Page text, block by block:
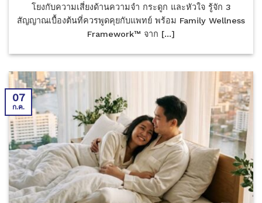
โยงกับความเสี่ยงด้านความจำ กระดูก และหัวใจ รู้จัก 3
สัญญาณเบื้องต้นที่ควรพูดคุยกับแพทย์ พร้อม Family Wellness
Framework™ จาก [...]
07
ก.ค.